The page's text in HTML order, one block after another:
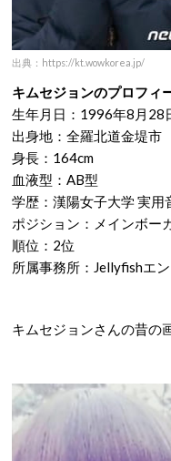
出典：https://kt.wowkorea.jp/
キムセジョンのプロフィ
生年月日：1996年8月28
出身地：全羅北道金堤市
身長：164cm
血液型：AB型
学歴：漢陽女子大学 実用
ポジション：メインボー
順位：2位
所属事務所：Jellyfishエ
キムセジョンさんの昔の